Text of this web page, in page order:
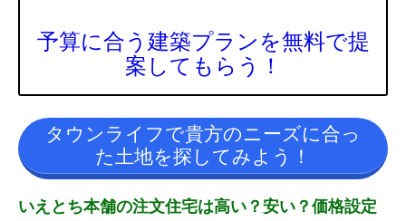
予算に合う建築プランを無料で提
案してもらう！
タウンライフで貴方のニーズに合っ
た土地を探してみよう！
いえとち本舗の注文住宅は高い？安い？価格設定